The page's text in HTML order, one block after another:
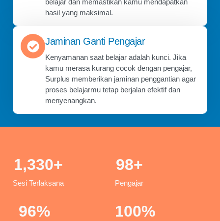
belajar dan memastikan kamu mendapatkan
hasil yang maksimal.
Jaminan Ganti Pengajar
Kenyamanan saat belajar adalah kunci. Jika
kamu merasa kurang cocok dengan pengajar,
Surplus memberikan jaminan penggantian agar
proses belajarmu tetap berjalan efektif dan
menyenangkan.
Sesi Terlaksana
1,330+
Pengajar
98+
96% 100%